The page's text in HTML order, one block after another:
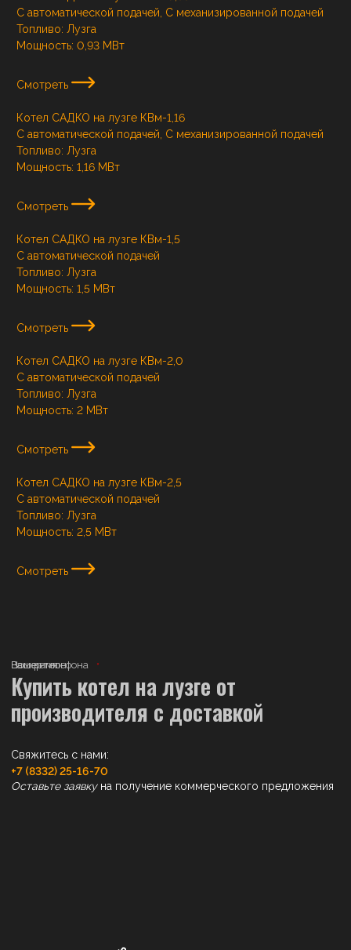
С автоматической подачей, С механизированной подачей
Топливо: Лузга
Мощность: 0,93 МВт
Смотреть
Котел САДКО на лузге КВм-1,16
С автоматической подачей, С механизированной подачей
Топливо: Лузга
Мощность: 1,16 МВт
Смотреть
Котел САДКО на лузге КВм-1,5
С автоматической подачей
Топливо: Лузга
Мощность: 1,5 МВт
Смотреть
Котел САДКО на лузге КВм-2,0
С автоматической подачей
Топливо: Лузга
Мощность: 2 МВт
Смотреть
Котел САДКО на лузге КВм-2,5
С автоматической подачей
Топливо: Лузга
Мощность: 2,5 МВт
Смотреть
Купить котел на лузге от
производителя с доставкой
Свяжитесь с нами:
+7 (8332) 25-16-70
Оставьте заявкуна получение коммерческого предложения
Ваше имя
Номер телефона
Ваш регион